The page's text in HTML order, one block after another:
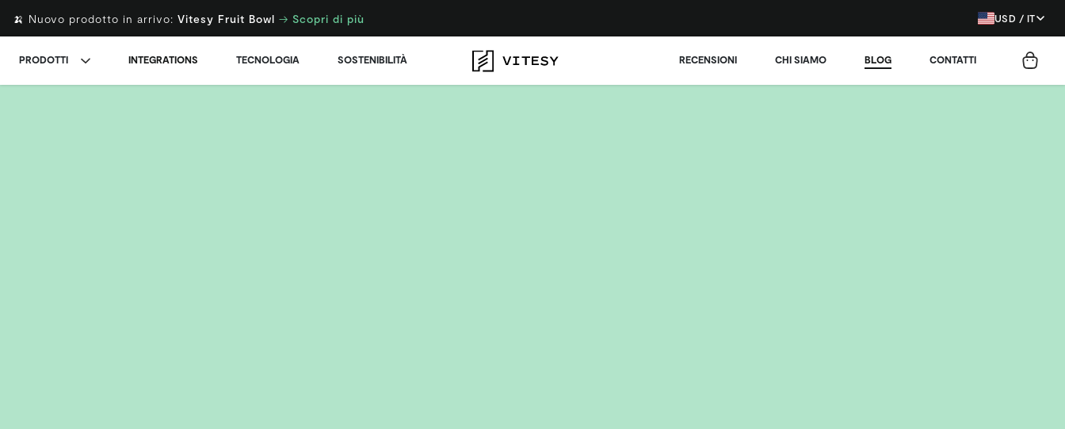
🍌 Nuovo prodotto in arrivo: Vitesy Fruit Bowl → Scopri di più USD / IT
PRODOTTI INTEGRATIONS TECNOLOGIA SOSTENIBILITÀ RECENSIONI CHI SIAMO BLOG CONTATTI